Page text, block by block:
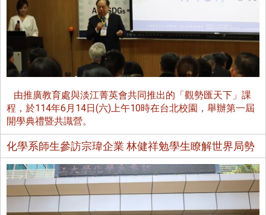
由推廣教育處與淡江菁英會共同推出的「觀勢匯天下」課
程，於114年6月14日(六)上午10時在台北校園，舉辦第一屆
開學典禮暨共識營。
化學系師生參訪宗瑋企業 林健祥勉學生瞭解世界局勢